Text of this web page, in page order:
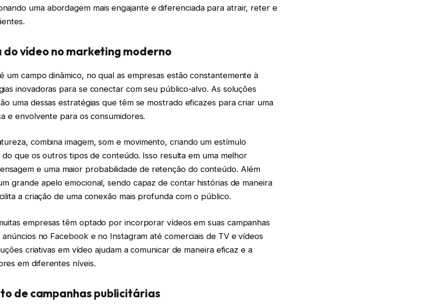
uma abordagem mais engajante e diferenciada para atrair, reter e
vídeo no marketing moderno
um campo dinâmico, no qual as empresas estão constantemente à
inovadoras para se conectar com seu público-alvo. As soluções
uma dessas estratégias que têm se mostrado eficazes para criar uma
e envolvente para os consumidores.
combina imagem, som e movimento, criando um estímulo
do que os outros tipos de conteúdo. Isso resulta em uma melhor
e uma maior probabilidade de retenção do conteúdo. Além
grande apelo emocional, sendo capaz de contar histórias de maneira
a criação de uma conexão mais profunda com o público.
empresas têm optado por incorporar vídeos em suas campanhas
anúncios no Facebook e no Instagram até comerciais de TV e vídeos
criativas em vídeo ajudam a comunicar de maneira eficaz e a
em diferentes níveis.
de campanhas publicitárias